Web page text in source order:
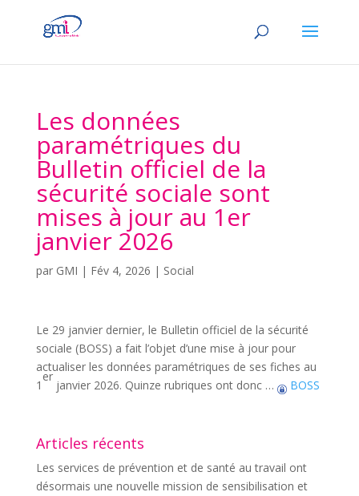
Les données
paramétriques du
Bulletin officiel de la
sécurité sociale sont
mises à jour au 1er
janvier 2026
par GMI | Fév 4, 2026 | Social
Le 29 janvier dernier, le Bulletin officiel de la sécurité
sociale (BOSS) a fait l’objet d’une mise à jour pour
actualiser les données paramétriques de ses fiches au
1
er
janvier 2026. Quinze rubriques ont donc … BOSS
Articles récents
Les services de prévention et de santé au travail ont
désormais une nouvelle mission de sensibilisation et